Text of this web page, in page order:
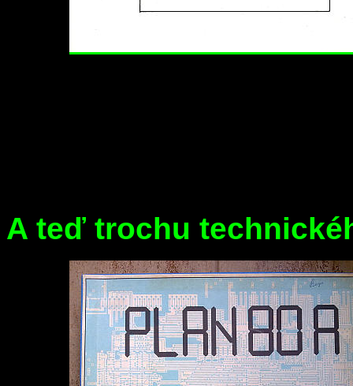
A teď trochu